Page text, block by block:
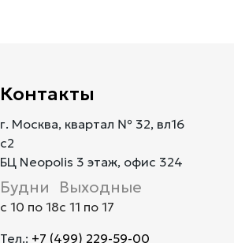
Контакты
г. Москва, квартал № 32, вл16
с2
БЦ Neopolis 3 этаж, офис 324
Будни
с 10 по 18
Выходные
с 11 по 17
Тел.: +7 (499) 229-59-00